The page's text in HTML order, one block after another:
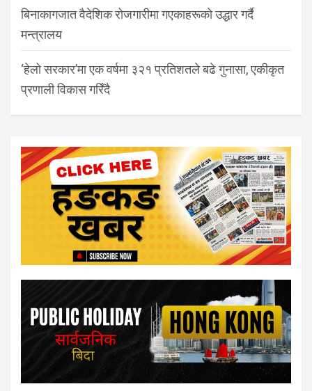
बिनाकागजात वैदेशिक रोजगारीमा गएकाहरूको उद्धार गर्दै
मन्त्रालय
‘हेलो सरकार’मा एक वर्षमा ३२१ प्रतिशतले बढे गुनासा, एकीकृत
प्रणाली विकास गरिँदै